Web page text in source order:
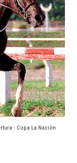
- Copa La Nación